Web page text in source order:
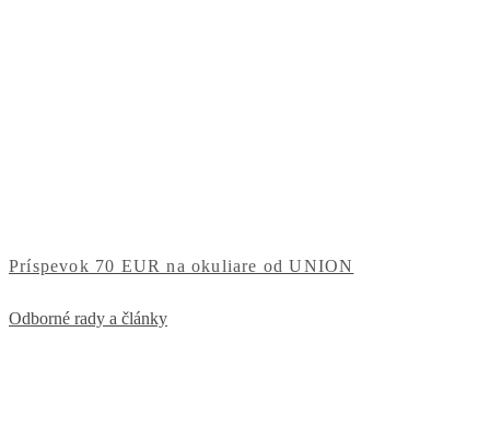
Príspevok 70 EUR na okuliare od UNION
Odborné rady a články